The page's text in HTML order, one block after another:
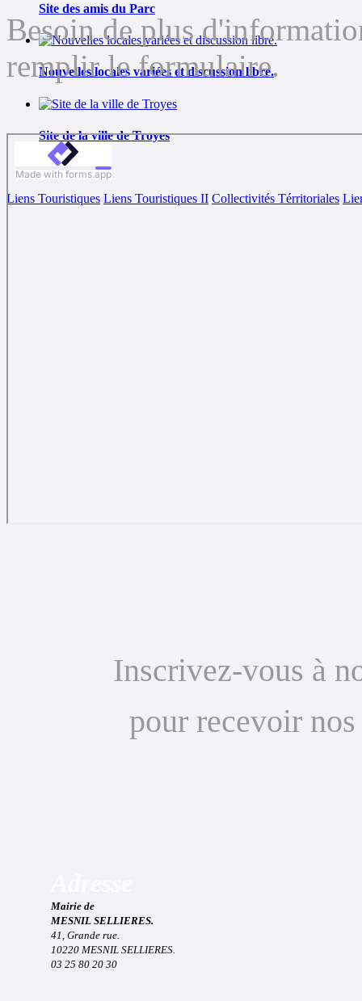
Site des amis du Parc
Nouvelles locales variées et discussion libre.
Site de la ville de Troyes
Liens Touristiques Liens Touristiques II Collectivités Térritoriales
Besoin de plus
remplir le formulaire.
Inscrivez-vous à
pour recevoir
Mairie de
MESNIL SELLIERES.
41, Grande rue.
10220 MESNIL SELLIERES.
03 25 80 20 30